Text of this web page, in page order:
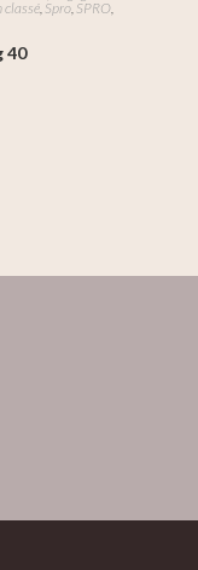
classé, Spro, SPRO,
40